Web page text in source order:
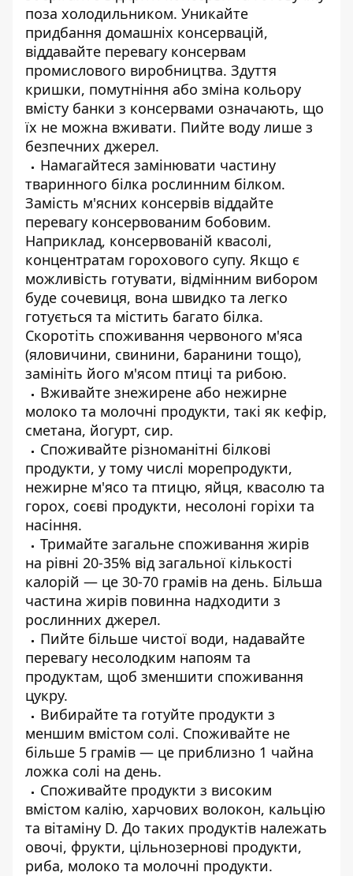
поза холодильником. Уникайте
придбання домашніх консервацій,
віддавайте перевагу консервам
промислового виробництва. Здуття
кришки, помутніння або зміна кольору
вмісту банки з консервами означають, що
їх не можна вживати. Пийте воду лише з
безпечних джерел.
Намагайтеся замінювати частину
тваринного білка рослинним білком.
Замість м'ясних консервів віддайте
перевагу консервованим бобовим.
Наприклад, консервованій квасолі,
концентратам горохового супу. Якщо є
можливість готувати, відмінним вибором
буде сочевиця, вона швидко та легко
готується та містить багато білка.
Скоротіть споживання червоного м'яса
(яловичини, свинини, баранини тощо),
замініть його м'ясом птиці та рибою.
Вживайте знежирене або нежирне
молоко та молочні продукти, такі як кефір,
сметана, йогурт, сир.
Споживайте різноманітні білкові
продукти, у тому числі морепродукти,
нежирне м'ясо та птицю, яйця, квасолю та
горох, соєві продукти, несолоні горіхи та
насіння.
Тримайте загальне споживання жирів
на рівні 20-35% від загальної кількості
калорій — це 30-70 грамів на день. Більша
частина жирів повинна надходити з
рослинних джерел.
Пийте більше чистої води, надавайте
перевагу несолодким напоям та
продуктам, щоб зменшити споживання
цукру.
Вибирайте та готуйте продукти з
меншим вмістом солі. Споживайте не
більше 5 грамів — це приблизно 1 чайна
ложка солі на день.
Споживайте продукти з високим
вмістом калію, харчових волокон, кальцію
та вітаміну D. До таких продуктів належать
овочі, фрукти, цільнозернові продукти,
риба, молоко та молочні продукти.